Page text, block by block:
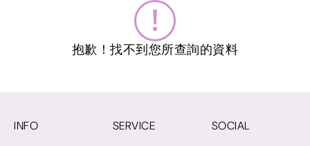
抱歉！找不到您所查詢的資料
INFO
SERVICE
SOCIAL